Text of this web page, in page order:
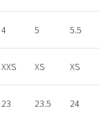
4 5 5.5
XXS XS XS
23 23.5 24